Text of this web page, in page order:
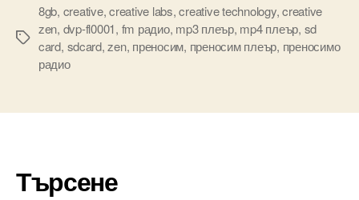
Tags
8gb, creative,creative labs,creative technology,creative
zen, dvp-fl0001, fm радио, mp3 плеър, mp4 плеър, sd
card, sdcard,zen, преносим, преносим плеър, преносимо
радио
Търсене